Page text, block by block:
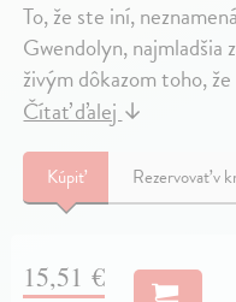
To, že ste iní,
Gwendolyn, najmladšia
živým dôkazom toho,
Čítať ďalej↓
Kúpiť Rezervovať v
15,51 €